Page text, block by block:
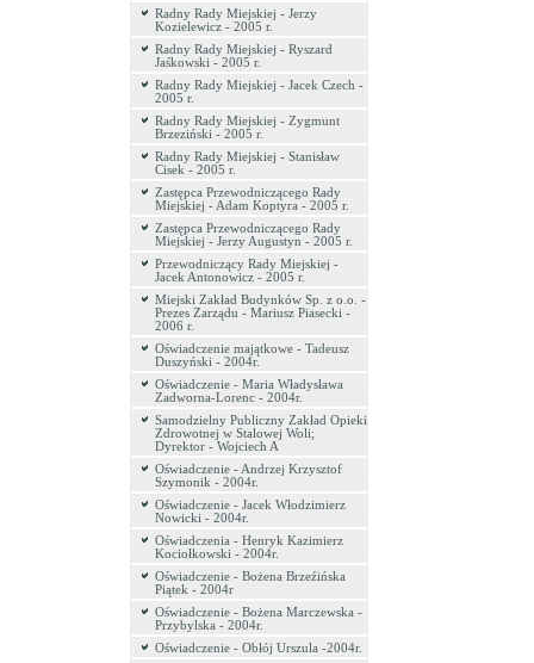
Radny Rady Miejskiej - Jerzy
Kozielewicz - 2005 r.
Radny Rady Miejskiej - Ryszard
Jaśkowski - 2005 r.
Radny Rady Miejskiej - Jacek Czech -
2005 r.
Radny Rady Miejskiej - Zygmunt
Brzeziński - 2005 r.
Radny Rady Miejskiej - Stanisław
Cisek - 2005 r.
Zastępca Przewodniczącego Rady
Miejskiej - Adam Koptyra - 2005 r.
Zastępca Przewodniczącego Rady
Miejskiej - Jerzy Augustyn - 2005 r.
Przewodniczący Rady Miejskiej -
Jacek Antonowicz - 2005 r.
Miejski Zakład Budynków Sp. z o.o. -
Prezes Zarządu - Mariusz Piasecki -
2006 r.
Oświadczenie majątkowe - Tadeusz
Duszyński - 2004r.
Oświadczenie - Maria Władysława
Zadworna-Lorenc - 2004r.
Samodzielny Publiczny Zakład Opieki
Zdrowotnej w Stalowej Woli;
Dyrektor - Wojciech A
Oświadczenie - Andrzej Krzysztof
Szymonik - 2004r.
Oświadczenie - Jacek Włodzimierz
Nowicki - 2004r.
Oświadczenia - Henryk Kazimierz
Kociołkowski - 2004r.
Oświadczenie - Bożena Brzeźińska
Piątek - 2004r
Oświadczenie - Bożena Marczewska -
Przybylska - 2004r.
Oświadczenie - Obłój Urszula -2004r.